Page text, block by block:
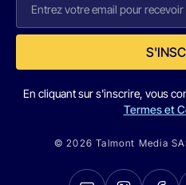
En cliquant sur s'inscrire, vous
Termes et
© 2026 Talmont Media